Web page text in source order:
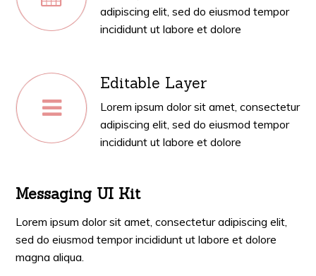
adipiscing elit, sed do eiusmod tempor
incididunt ut labore et dolore
Editable Layer
Lorem ipsum dolor sit amet, consectetur
adipiscing elit, sed do eiusmod tempor
incididunt ut labore et dolore
Messaging UI Kit
Lorem ipsum dolor sit amet, consectetur adipiscing elit,
sed do eiusmod tempor incididunt ut labore et dolore
magna aliqua.